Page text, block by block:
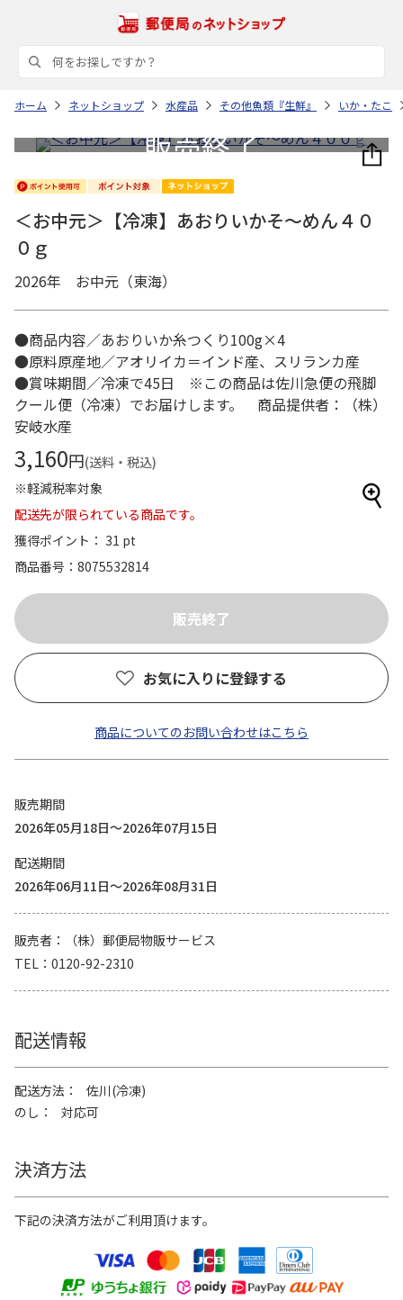
ホーム ネットショップ 水産品 その他魚類『生鮮』 いか・たこ
＜お中元＞【冷凍】あおりいかそ～めん４０
０ｇ
2026年 お中元（東海）
●商品内容／あおりいか糸つくり100g×4
●原料原産地／アオリイカ＝インド産、スリランカ産
●賞味期間／冷凍で45日 ※この商品は佐川急便の飛脚
クール便（冷凍）でお届けします。 商品提供者：（株）
安岐水産
3,160円(送料・税込)
※軽減税率対象
配送先が限られている商品です。
獲得ポイント： 31 pt
商品番号
8075532814
お気に入りに登録する
商品についてのお問い合わせはこちら
販売期間
2026年05月18日～2026年07月15日
配送期間
2026年06月11日～2026年08月31日
販売者
（株）郵便局物販サービス
TEL
0120-92-2310
配送情報
配送方法
佐川(冷凍)
のし
対応可
決済方法
下記の決済方法がご利用頂けます。